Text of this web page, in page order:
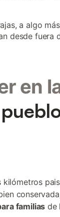
a algo
desde fuera
en
familias de